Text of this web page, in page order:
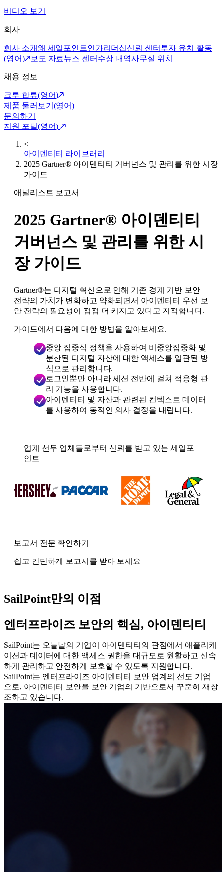
비디오 보기
회사
회사 소개왜 세일포인트인가리더십신뢰 센터 투자 유치 활동
(영어)
보도 자료뉴스 센터 수상 내역사무실 위치
채용 정보
크루 합류(영어)
제품 둘러보기(영어)
문의하기
지원 포털(영어)
<
아이덴티티 라이브러리
2025 Gartner® 아이덴티티 거버넌스 및 관리를 위한 시장
가이드
애널리스트 보고서
2025 Gartner® 아이덴티티
거버넌스 및 관리를 위한 시
장 가이드
Gartner®️는 디지털 혁신으로 인해 기존 경계 기반 보안
전략의 가치가 변화하고 약화되면서 아이덴티티 우선 보
안 전략의 필요성이 점점 더 커지고 있다고 지적합니다.
가이드에서 다음에 대한 방법을 알아보세요.
중앙 집중식 정책을 사용하여 비중앙집중화 및
분산된 디지털 자산에 대한 액세스를 일관된 방
식으로 관리합니다.
로그인뿐만 아니라 세션 전반에 걸쳐 적응형 관
리 기능을 사용합니다.
아이덴티티 및 자산과 관련된 컨텍스트 데이터
를 사용하여 동적인 의사 결정을 내립니다.
업계 선두 업체들로부터 신뢰를 받고 있는 세일포
인트
보고서 전문 확인하기
쉽고 간단하게 보고서를 받아 보세요
SailPoint만의 이점
엔터프라이즈 보안의 핵심, 아이덴티티
SailPoint는 오늘날의 기업이 아이덴티티의 관점에서 애플리케
이션과 데이터에 대한 액세스 권한을 대규모로 원활하고 신속
하게 관리하고 안전하게 보호할 수 있도록 지원합니다.
SailPoint는 엔터프라이즈 아이덴티티 보안 업계의 선도 기업
으로, 아이덴티티 보안을 보안 기업의 기반으로서 꾸준히 재창
조하고 있습니다.